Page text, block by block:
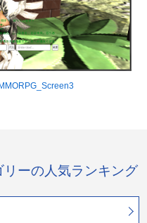
リーの人気ランキング